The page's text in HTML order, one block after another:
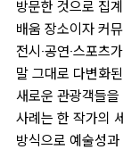
방문한 것으로 집
배움 장소이자 커
전시‧공연‧스포츠
말 그대로 다변화
새로운 관광객들을
사례는 한 작가의
방식으로 예술성